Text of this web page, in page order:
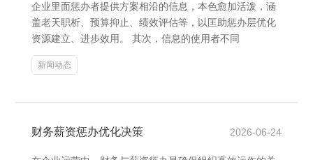
企业里面惩办者提供方案相沿的信息，本色愈加活泼，涵
盖老天职析、预算抑止、绩效评估等，以匡助惩办层优化
资源建立、进步效用。 其次，信息的使用者不同
新闻动态
财务薪资惩办优化决策 2026-06-24